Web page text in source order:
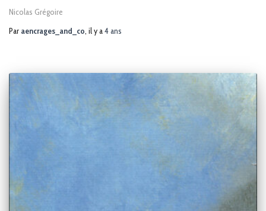
Nicolas Grégoire
Par aencrages_and_co, il y a4 ans